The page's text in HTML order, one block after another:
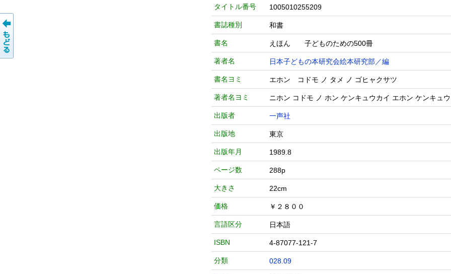
タイトル番号 1005010255209
書誌種別 和書
書名 えほん 子どものための500冊
著者名 日本子どもの本研究会絵本研究部／編
書名ヨミ エホン コドモ ノ タメ ノ ゴヒャクサツ
著者名ヨミ ニホン コドモ ノ ホン ケンキュウカイ エホン ケンキュ
出版者 一声社
出版地 東京
出版年月 1989.8
ページ数 288p
大きさ 22cm
価格 ￥２８００
言語区分 日本語
ISBN 4-87077-121-7
分類 028.09